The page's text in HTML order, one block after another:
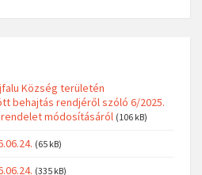
Község területén
behajtás rendjéről szóló 6/2025.
rendelet módosításáról (106 kB)
(65 kB)
(335 kB)